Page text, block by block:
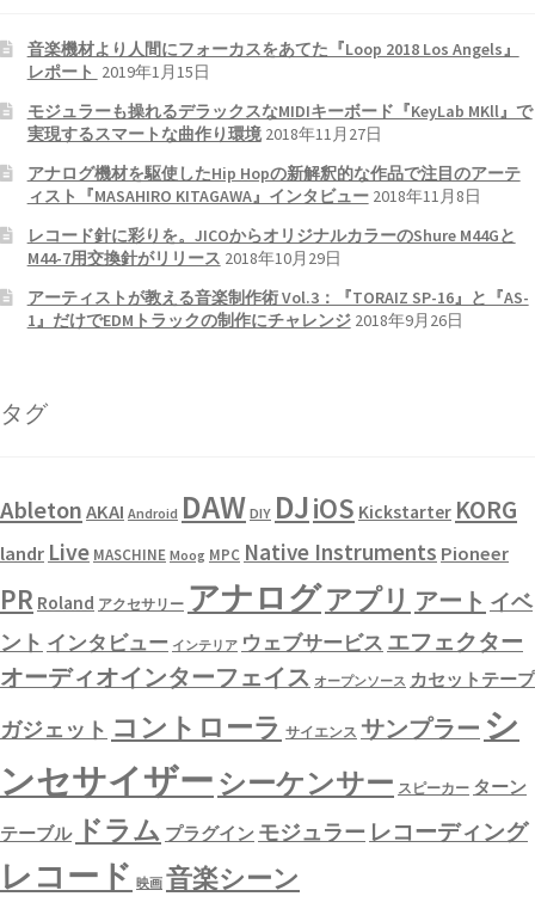
音楽機材より人間にフォーカスをあてた『Loop 2018 Los Angels』
レポート 2019年1月15日
モジュラーも操れるデラックスなMIDIキーボード『KeyLab MKll』で
実現するスマートな曲作り環境 2018年11月27日
アナログ機材を駆使したHip Hopの新解釈的な作品で注目のアーテ
ィスト『MASAHIRO KITAGAWA』インタビュー 2018年11月8日
レコード針に彩りを。JICOからオリジナルカラーのShure M44Gと
M44-7用交換針がリリース 2018年10月29日
アーティストが教える音楽制作術 Vol.3：『TORAIZ SP-16』と『AS-
1』だけでEDMトラックの制作にチャレンジ 2018年9月26日
タグ
AbletonAKAI Android DAW DIY DJiOS Kickstarter KORG
landr Live MASCHINE Moog MPC Native Instruments Pioneer
PR Roland アクセサリー アナログアプリ アート イベ
ント インタビュー インテリア ウェブサービス エフェクター
オーディオインターフェイス オープンソース カセットテープ
ガジェット コントローラ サイエンス サンプラー シ
ンセサイザー シーケンサー スピーカー ターン
テーブル ドラム プラグイン モジュラー レコーディング
レコード 映画 音楽シーン